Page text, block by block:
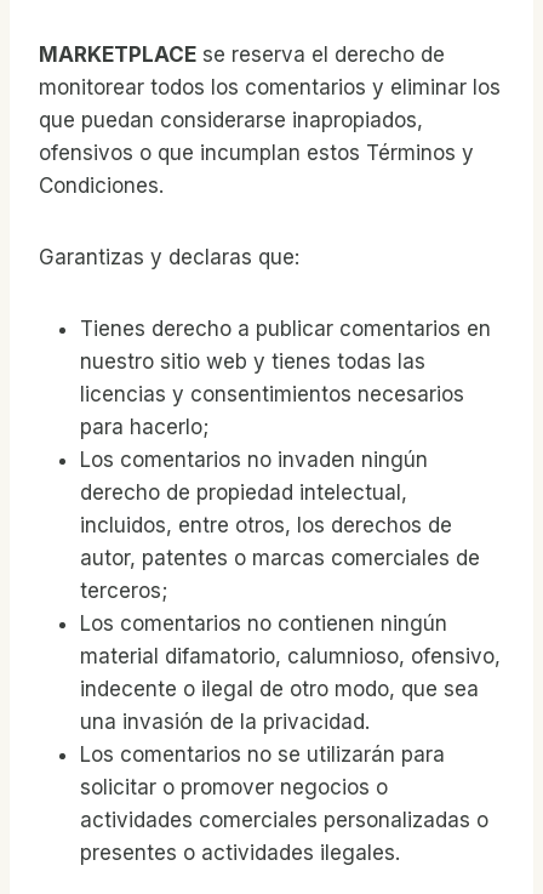
MARKETPLACE se reserva el derecho de
monitorear todos los comentarios y eliminar los
que puedan considerarse inapropiados,
ofensivos o que incumplan estos Términos y
Condiciones.
Garantizas y declaras que:
Tienes derecho a publicar comentarios en
nuestro sitio web y tienes todas las
licencias y consentimientos necesarios
para hacerlo;
Los comentarios no invaden ningún
derecho de propiedad intelectual,
incluidos, entre otros, los derechos de
autor, patentes o marcas comerciales de
terceros;
Los comentarios no contienen ningún
material difamatorio, calumnioso, ofensivo,
indecente o ilegal de otro modo, que sea
una invasión de la privacidad.
Los comentarios no se utilizarán para
solicitar o promover negocios o
actividades comerciales personalizadas o
presentes o actividades ilegales.